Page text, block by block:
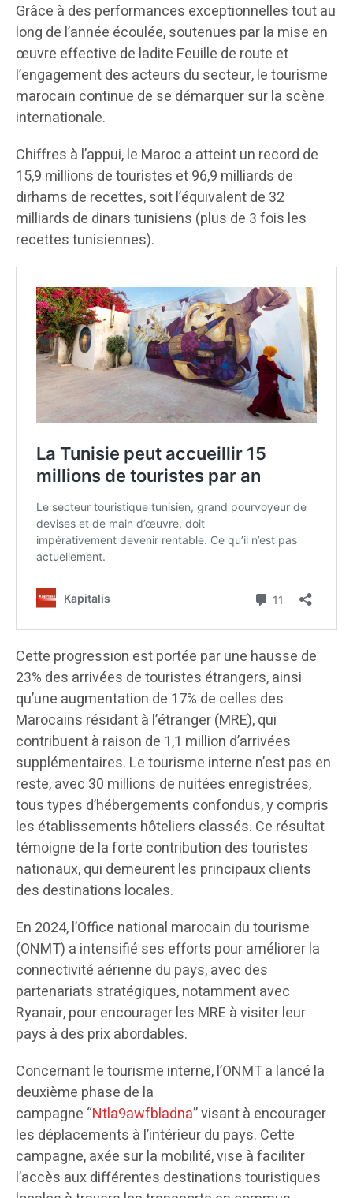
Grâce à des performances exceptionnelles tout au
long de l’année écoulée, soutenues par la mise en
œuvre effective de ladite Feuille de route et
l’engagement des acteurs du secteur, le tourisme
marocain continue de se démarquer sur la scène
internationale.
Chiffres à l’appui, le Maroc a atteint un record de
15,9 millions de touristes et 96,9 milliards de
dirhams de recettes, soit l’équivalent de 32
milliards de dinars tunisiens (plus de 3 fois les
recettes tunisiennes).
Cette progression est portée par une hausse de
23% des arrivées de touristes étrangers, ainsi
qu’une augmentation de 17% de celles des
Marocains résidant à l’étranger (MRE), qui
contribuent à raison de 1,1 million d’arrivées
supplémentaires. Le tourisme interne n’est pas en
reste, avec 30 millions de nuitées enregistrées,
tous types d’hébergements confondus, y compris
les établissements hôteliers classés. Ce résultat
témoigne de la forte contribution des touristes
nationaux, qui demeurent les principaux clients
des destinations locales.
En 2024, l’Office national marocain du tourisme
(ONMT) a intensifié ses efforts pour améliorer la
connectivité aérienne du pays, avec des
partenariats stratégiques, notamment avec
Ryanair, pour encourager les MRE à visiter leur
pays à des prix abordables.
Concernant le tourisme interne, l’ONMT a lancé la
deuxième phase de la
campagne “Ntla9awfbladna” visant à encourager
les déplacements à l’intérieur du pays. Cette
campagne, axée sur la mobilité, vise à faciliter
l’accès aux différentes destinations touristiques